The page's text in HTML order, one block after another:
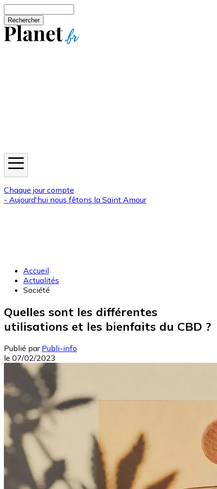
Chaque jour compte
- Aujourd'hui nous fêtons la Saint Amour
Accueil
Actualités
Société
Quelles sont les différentes
utilisations et les bienfaits du CBD ?
Publié par Publi-info
le 07/02/2023